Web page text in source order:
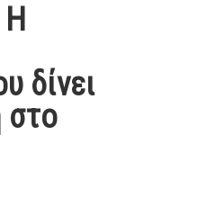
δίνει
στο